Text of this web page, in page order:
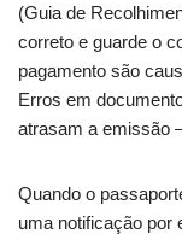
(Guia de
correto e guarde o
pagamento são
Erros em
atrasam a emissão
Quando o
uma notificação por